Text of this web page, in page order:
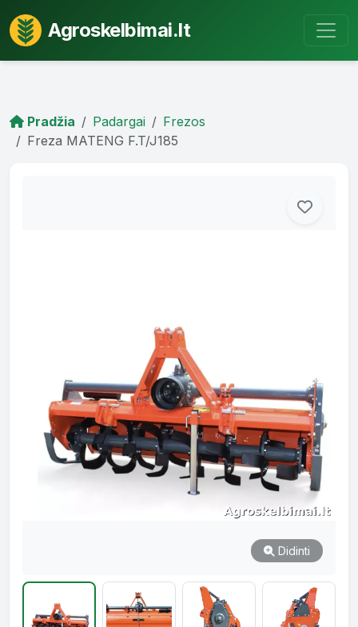
Agroskelbimai.lt
Pradžia Padargai
Frezos
Freza MATENG F.T/J185
Didinti